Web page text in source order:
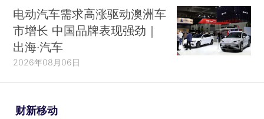
电动汽车需求高涨驱动澳洲车
市增长 中国品牌表现强劲｜
出海·汽车
2026年08月06日
财新移动